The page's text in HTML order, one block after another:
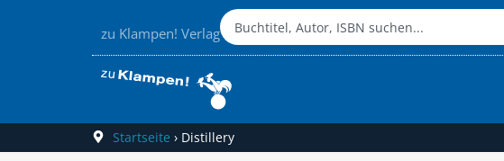
zu Klampen! Verlag
Startseite › Distillery